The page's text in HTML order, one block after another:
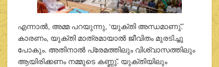
എന്നാല്‍, അമ്മ പറയുന്നു, ‘യുക്തി അന്ധമാണു്.’
കാരണം, യുക്തി മാത്രമായാല്‍ ജീവിതം മുരടിച്ചു
പോകും. അതിനാല്‍ പ്രേമത്തിലും വിശ്വാസത്തിലും
ആയിരിക്കണം നമ്മുടെ കണ്ണു്. യുക്തിയിലും